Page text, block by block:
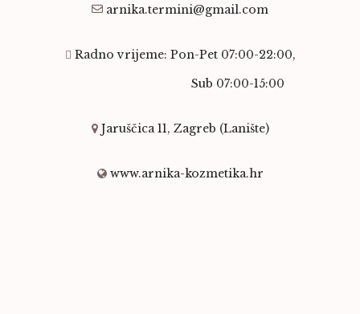
arnika.termini@gmail.com
Radno vrijeme: Pon-Pet 07:00-22:00,
Sub 07:00-15:00
Jaruščica 11, Zagreb (Lanište)
www.arnika-kozmetika.hr